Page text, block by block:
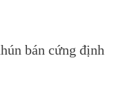
bán cứng định